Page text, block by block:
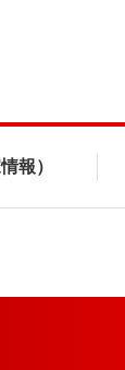
報）